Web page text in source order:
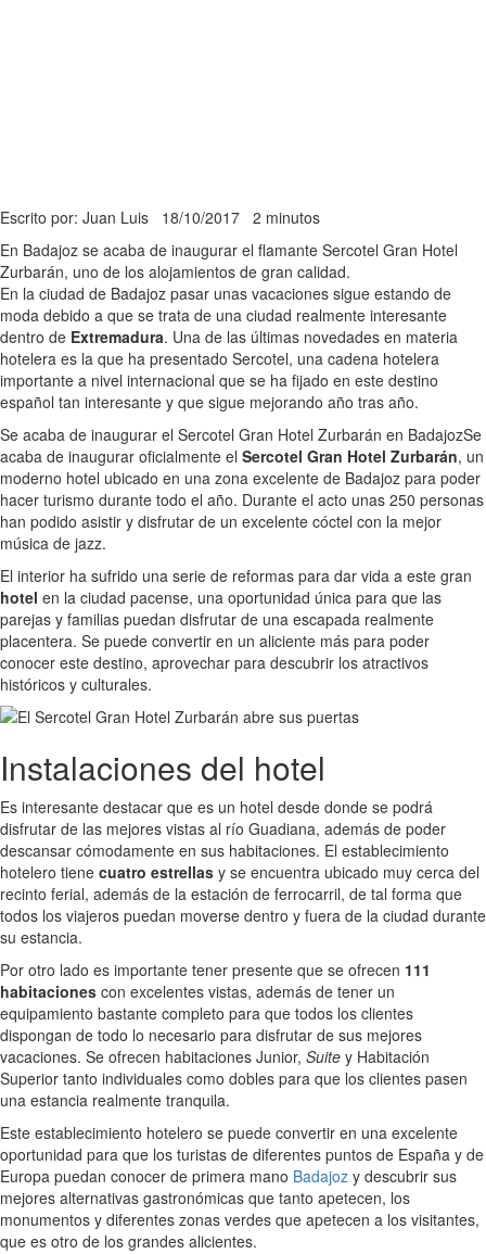
Escrito por: Juan Luis 18/10/2017 2 minutos
En Badajoz se acaba de inaugurar el flamante Sercotel Gran Hotel
Zurbarán, uno de los alojamientos de gran calidad.
En la ciudad de Badajoz pasar unas vacaciones sigue estando de
moda debido a que se trata de una ciudad realmente interesante
dentro de Extremadura. Una de las últimas novedades en materia
hotelera es la que ha presentado Sercotel, una cadena hotelera
importante a nivel internacional que se ha fijado en este destino
español tan interesante y que sigue mejorando año tras año.
Se acaba de inaugurar el Sercotel Gran Hotel Zurbarán en BadajozSe
acaba de inaugurar oficialmente el Sercotel Gran Hotel Zurbarán, un
moderno hotel ubicado en una zona excelente de Badajoz para poder
hacer turismo durante todo el año. Durante el acto unas 250 personas
han podido asistir y disfrutar de un excelente cóctel con la mejor
música de jazz.
El interior ha sufrido una serie de reformas para dar vida a este gran
hotel en la ciudad pacense, una oportunidad única para que las
parejas y familias puedan disfrutar de una escapada realmente
placentera. Se puede convertir en un aliciente más para poder
conocer este destino, aprovechar para descubrir los atractivos
históricos y culturales.
Instalaciones del hotel
Es interesante destacar que es un hotel desde donde se podrá
disfrutar de las mejores vistas al río Guadiana, además de poder
descansar cómodamente en sus habitaciones. El establecimiento
hotelero tiene cuatro estrellas y se encuentra ubicado muy cerca del
recinto ferial, además de la estación de ferrocarril, de tal forma que
todos los viajeros puedan moverse dentro y fuera de la ciudad durante
su estancia.
Por otro lado es importante tener presente que se ofrecen 111
habitaciones con excelentes vistas, además de tener un
equipamiento bastante completo para que todos los clientes
dispongan de todo lo necesario para disfrutar de sus mejores
vacaciones. Se ofrecen habitaciones Junior, Suite y Habitación
Superior tanto individuales como dobles para que los clientes pasen
una estancia realmente tranquila.
Este establecimiento hotelero se puede convertir en una excelente
oportunidad para que los turistas de diferentes puntos de España y de
Europa puedan conocer de primera mano Badajoz y descubrir sus
mejores alternativas gastronómicas que tanto apetecen, los
monumentos y diferentes zonas verdes que apetecen a los visitantes,
que es otro de los grandes alicientes.